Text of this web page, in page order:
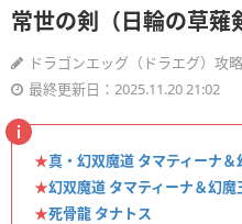
常世の剣（日輪の草薙
ドラゴンエッグ（ドラエグ）攻
最終更新日：2025.11.20 21:02
★真・幻双魔道 タマティーナ＆
★幻双魔道 タマティーナ＆幻魔
★死骨龍 タナトス